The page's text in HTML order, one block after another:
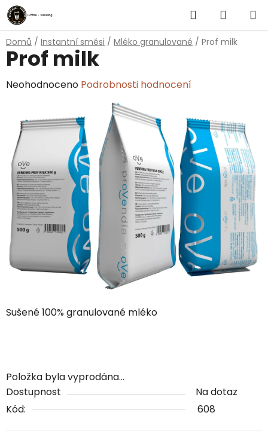
Přejít
na
obsah
Hledat
KOŠÍK
Domů / Instantní směsi / Mléko granulované / Prof milk
Sušené 100% granulované mléko
Položka byla vyprodána…
Dostupnost
Na dotaz
Kód:
608
Prof milk
Průměrné
produktu
0,0
hvězdiček.
Neohodnoceno Podrobnosti hodnocení